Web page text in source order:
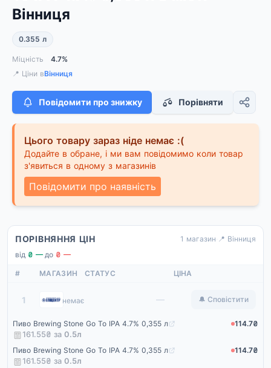
Вінниця
0.355 л
Міцність
4.7%
📍 Ціни вВінниця
Повідомити про знижку Порівняти
Цього товару зараз ніде немає :(
Додайте в обране, і ми вам повідомимо коли товар
з'явиться в одному з магазинів
Повідомити про наявність
ПОРІВНЯННЯ ЦІН 1 магазин· 📍 Вінниця
від ₴ —·до ₴ —
# МАГАЗИН СТАТУС ЦІНА
1 Епіцентр
немає — 🔔 Сповістити
Пиво Brewing Stone Go To IPA 4.7% 0,355 л
114.7₴
161.55₴ за 0.5л
Пиво Brewing Stone Go To IPA 4.7% 0,355 л
114.7₴
161.55₴ за 0.5л